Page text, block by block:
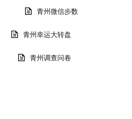
青州微信步数
青州幸运大转盘
青州调查问卷